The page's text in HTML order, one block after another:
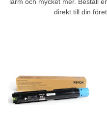
direkt till din